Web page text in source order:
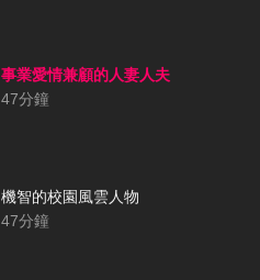
事業愛情兼顧的人妻人夫
47分鐘
機智的校園風雲人物
47分鐘